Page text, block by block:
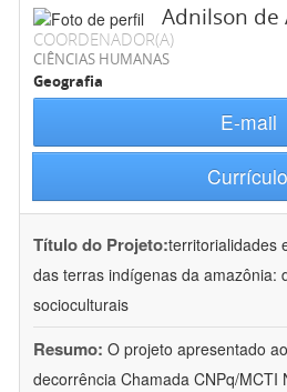
Adnilson de
COORDENADOR(A)
CIÊNCIAS HUMANAS
Geografia
E-mail
Currículo
Título do Projeto:territorialidades
das terras indígenas da amazônia:
socioculturais
Resumo: O projeto apresentado
decorrência Chamada CNPq/MCTI